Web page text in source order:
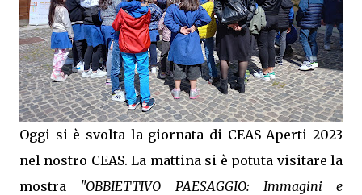
Oggi si è svolta la giornata di CEAS Aperti 2023
nel nostro CEAS. La mattina si è potuta visitare la
mostra "OBBIETTIVO PAESAGGIO: Immagini e